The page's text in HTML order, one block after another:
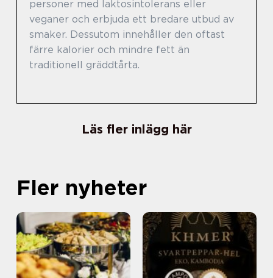
personer med laktosintolerans eller
veganer och erbjuda ett bredare utbud av
smaker. Dessutom innehåller den oftast
färre kalorier och mindre fett än
traditionell gräddtårta.
Läs fler inlägg här
Fler nyheter